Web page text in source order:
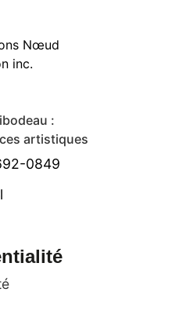
:
artistiques
0849